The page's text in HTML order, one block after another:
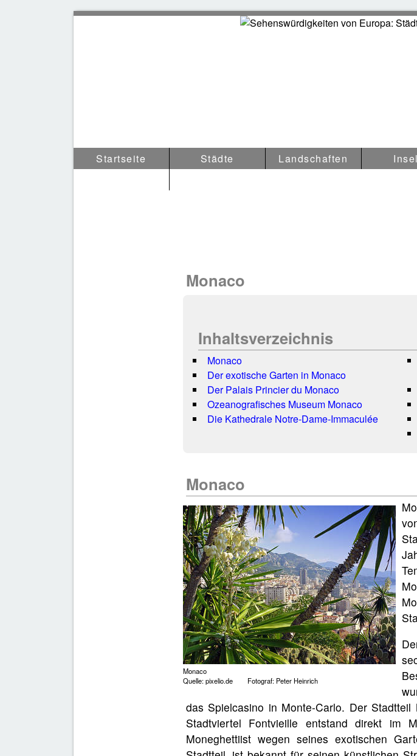
Sehenswürdigkeiten
Startseite Städte Landschaften
Monaco
Inhaltsverzeichnis
Monaco
Der exotische Garten in Monaco
Der Palais Princier du Monaco
Ozeanografisches Museum Monaco
Die Kathedrale Notre-Dame-Immaculée
Monaco
Monaco
Quelle: pixelio.de Fotograf: Peter Heinrich
das Spielcasino in Monte-Carlo. Der
Stadtviertel Fontvieille entstand direkt im
Moneghettiist wegen seines exotischen